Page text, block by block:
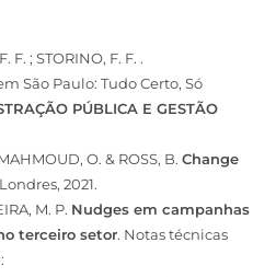
F. ; STORINO, F. F. .
São Paulo: Tudo Certo, Só
PÚBLICA E GESTÃO
O. & ROSS, B.Change
2021.
M. P. Nudges em campanhas
terceiro setor. Notas técnicas